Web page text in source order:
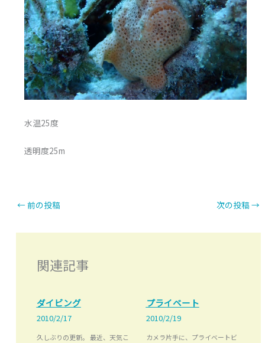
水温25度
透明度25m
←前の投稿 次の投稿 →
関連記事
ダイビング
2010/2/17
久しぶりの更新。 最近、天気こ
プライベート
2010/2/19
カメラ片手に、プライベートビ